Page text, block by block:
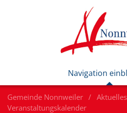
Gemeinde Nonnweiler
Veranstaltungskalender